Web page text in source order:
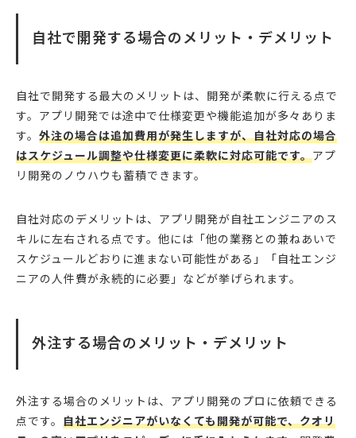
自社で開発する場合のメリット・デメリット
自社で開発する最大のメリットは、開発が柔軟に行える点で
す。アプリ開発では途中で仕様変更や機能追加が多々ありま
す。 外注の場合は追加費用が発生しますが、自社対応の場合
はスケジュール調整や仕様変更に柔軟に対応可能です。アプ
リ開発のノウハウも蓄積できます。
自社対応のデメリットは、アプリ開発が自社エンジニアのス
キルに左右される点です。他には「他の業務との兼ねあいで
スケジュールどおりに進まない可能性がある」「自社エンジ
ニアの人件費が永続的に必要」などが挙げられます。
外注する場合のメリット・デメリット
外注する場合のメリットは、アプリ開発のプロに依頼できる
点です。 自社エンジニアがいなくても開発が可能で、クオリ